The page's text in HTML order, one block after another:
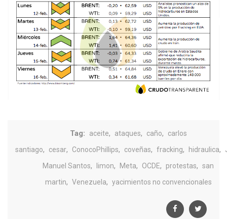
Tag: aceite, ataques, caño,
carlos
santiago, cesar, ConocoPhillips, coveñas, fracking, hidraulica,
Manuel Santos, limon, Meta, OCDE, protestas, san
martin, Venezuela, yacimientos no convencionales